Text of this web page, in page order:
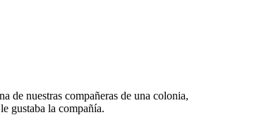
de nuestras compañeras de una colonia,
gustaba la compañía.